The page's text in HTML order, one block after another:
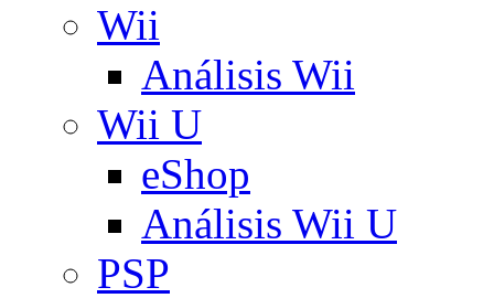
Wii
Análisis Wii
Wii U
eShop
Análisis Wii U
PSP